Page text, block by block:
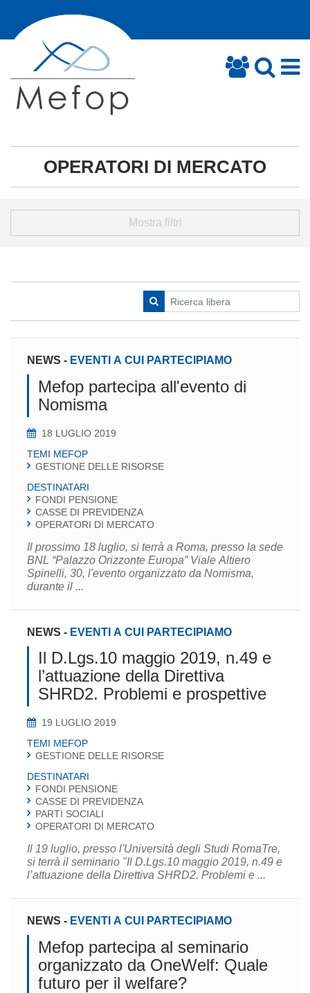
OPERATORI DI MERCATO
Mostra filtri
NEWS - EVENTI A CUI PARTECIPIAMO
Mefop partecipa all'evento di
Nomisma
18 LUGLIO 2019
TEMI MEFOP
GESTIONE DELLE RISORSE
DESTINATARI
FONDI PENSIONE
CASSE DI PREVIDENZA
OPERATORI DI MERCATO
Il prossimo 18 luglio, si terrà a Roma, presso la sede
BNL “Palazzo Orizzonte Europa” Viale Altiero
Spinelli, 30, l'evento organizzato da Nomisma,
durante il ...
NEWS - EVENTI A CUI PARTECIPIAMO
Il D.Lgs.10 maggio 2019, n.49 e
l’attuazione della Direttiva
SHRD2. Problemi e prospettive
19 LUGLIO 2019
TEMI MEFOP
GESTIONE DELLE RISORSE
DESTINATARI
FONDI PENSIONE
CASSE DI PREVIDENZA
PARTI SOCIALI
OPERATORI DI MERCATO
Il 19 luglio, presso l'Università degli Studi RomaTre,
si terrà il seminario "Il D.Lgs.10 maggio 2019, n.49 e
l’attuazione della Direttiva SHRD2. Problemi e ...
NEWS - EVENTI A CUI PARTECIPIAMO
Mefop partecipa al seminario
organizzato da OneWelf: Quale
futuro per il welfare?